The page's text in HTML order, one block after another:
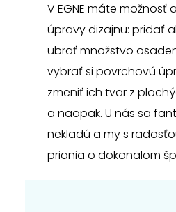
V EGNE máte možnosť
úpravy dizajnu: pridať
ubrať množstvo
vybrať si povrchovú
zmeniť ich tvar z
a naopak. U nás sa
nekladú a my s
priania o dokonalom